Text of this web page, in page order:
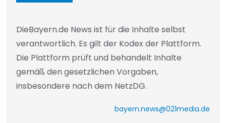
DieBayern.de News ist für die Inhalte selbst
verantwortlich. Es gilt der Kodex der Plattform.
Die Plattform prüft und behandelt Inhalte
gemäß den gesetzlichen Vorgaben,
insbesondere nach dem NetzDG.
bayern.news@021media.de